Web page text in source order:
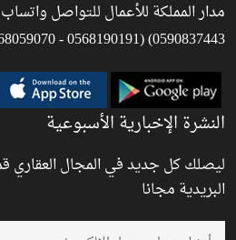
0590837443) (0568190191 - 0568059070)
النشرة الإخبارية الأسبوعية
ليصلك كل جديد في المجال العقاري قم
البريدية مجانا